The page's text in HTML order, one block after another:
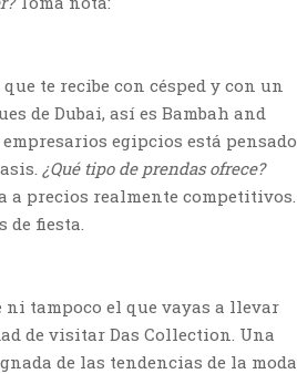
te recibe con césped y con un
de Dubai, así es Bambah and
egipcios está pensado
¿Qué tipo de prendas ofrece?
a precios realmente competitivos.
de fiesta.
ni tampoco el que vayas a llevar
de visitar Das Collection. Una
de las tendencias de la moda